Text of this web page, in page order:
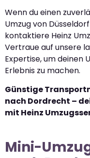
Wenn du einen
Umzug von
kontaktiere Heinz
Vertraue auf unsere
Expertise, um deinen
Erlebnis zu machen.
Günstige
nach Dordrecht –
mit Heinz
Mini-